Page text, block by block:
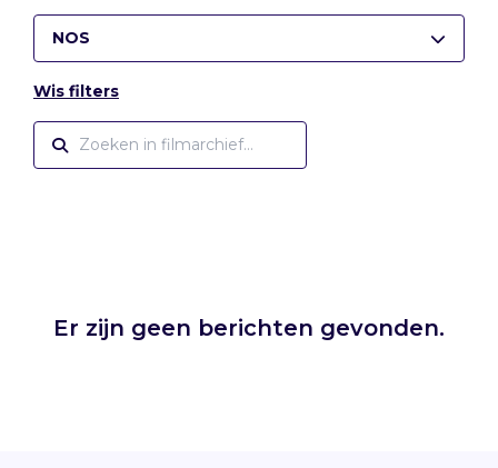
NOS
Wis filters
Er zijn geen berichten gevonden.